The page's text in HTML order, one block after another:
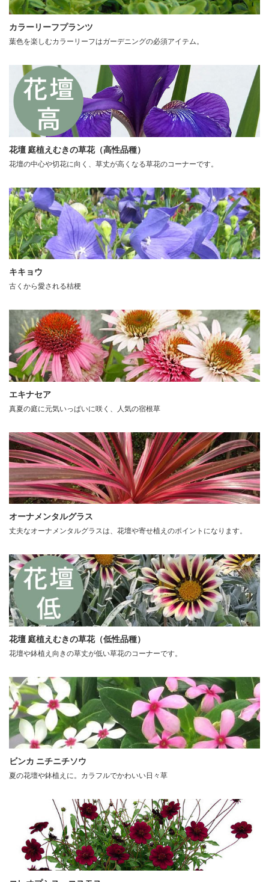
カラーリーフプランツ
葉色を楽しむカラーリーフはガーデニングの必須アイテム。
花壇 庭植えむきの草花（高性品種）
花壇の中心や切花に向く、草丈が高くなる草花のコーナーです。
キキョウ
古くから愛される桔梗
エキナセア
真夏の庭に元気いっぱいに咲く、人気の宿根草
オーナメンタルグラス
丈夫なオーナメンタルグラスは、花壇や寄せ植えのポイントになります。
花壇 庭植えむきの草花（低性品種）
花壇や鉢植え向きの草丈が低い草花のコーナーです。
ビンカ ニチニチソウ
夏の花壇や鉢植えに。カラフルでかわいい日々草